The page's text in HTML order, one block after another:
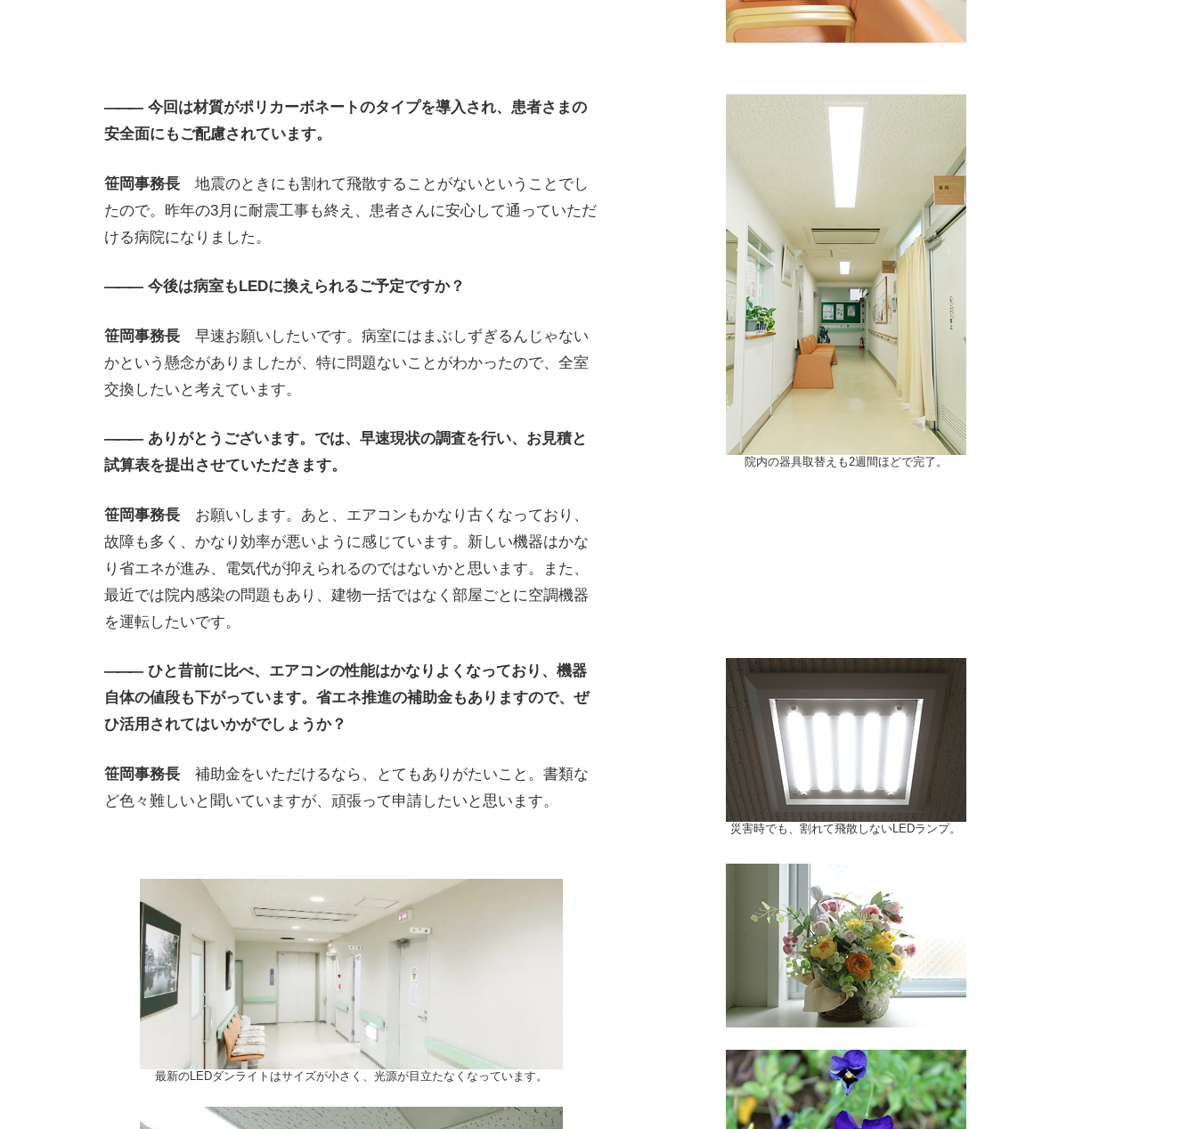
——— 今回は材質がポリカーボネートのタイプを導入され、患者さまの
安全面にもご配慮されています。
笹岡事務長
地震のときにも割れて飛散することがないということでし
たので。昨年の3月に耐震工事も終え、患者さんに安心して通っていただ
ける病院になりました。
——— 今後は病室もLEDに換えられるご予定ですか？
笹岡事務長
早速お願いしたいです。病室にはまぶしずぎるんじゃない
かという懸念がありましたが、特に問題ないことがわかったので、全室
交換したいと考えています。
——— ありがとうございます。では、早速現状の調査を行い、お見積と
試算表を提出させていただきます。
笹岡事務長
お願いします。あと、エアコンもかなり古くなっており、
故障も多く、かなり効率が悪いように感じています。新しい機器はかな
り省エネが進み、電気代が抑えられるのではないかと思います。また、
最近では院内感染の問題もあり、建物一括ではなく部屋ごとに空調機器
を運転したいです。
院内の器具取替えも2週間ほどで完了。
——— ひと昔前に比べ、エアコンの性能はかなりよくなっており、機器
自体の値段も下がっています。省エネ推進の補助金もありますので、ぜ
ひ活用されてはいかがでしょうか？
笹岡事務長
補助金をいただけるなら、とてもありがたいこと。書類な
ど色々難しいと聞いていますが、頑張って申請したいと思います。
災害時でも、割れて飛散しないLEDランプ。
最新のLEDダンライトはサイズが小さく、光源が目立たなくなっています。